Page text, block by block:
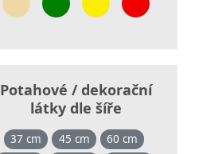
Potahové / dekorační
látky dle šíře
37 cm 45 cm
60 cm